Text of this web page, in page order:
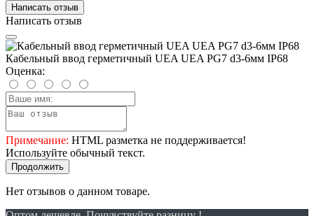
Написать отзыв
Написать отзыв
Кабельный ввод герметичный UEA UEA PG7 d3-6мм IP68
Оценка:
Примечание: HTML разметка не поддерживается!
Используйте обычный текст.
Продолжить
Нет отзывов о данном товаре.